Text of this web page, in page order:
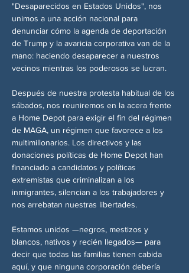
"Desaparecidos en Estados Unidos", nos
unimos a una acción nacional para
denunciar cómo la agenda de deportación
de Trump y la avaricia corporativa van de la
mano: haciendo desaparecer a nuestros
vecinos mientras los poderosos se lucran.
Después de nuestra protesta habitual de los
sábados, nos reuniremos en la acera frente
a Home Depot para exigir el fin del régimen
de MAGA, un régimen que favorece a los
multimillonarios. Los directivos y las
donaciones políticas de Home Depot han
financiado a candidatos y políticas
extremistas que criminalizan a los
inmigrantes, silencian a los trabajadores y
nos arrebatan nuestras libertades.
Estamos unidos —negros, mestizos y
blancos, nativos y recién llegados— para
decir que todas las familias tienen cabida
aquí, y que ninguna corporación debería